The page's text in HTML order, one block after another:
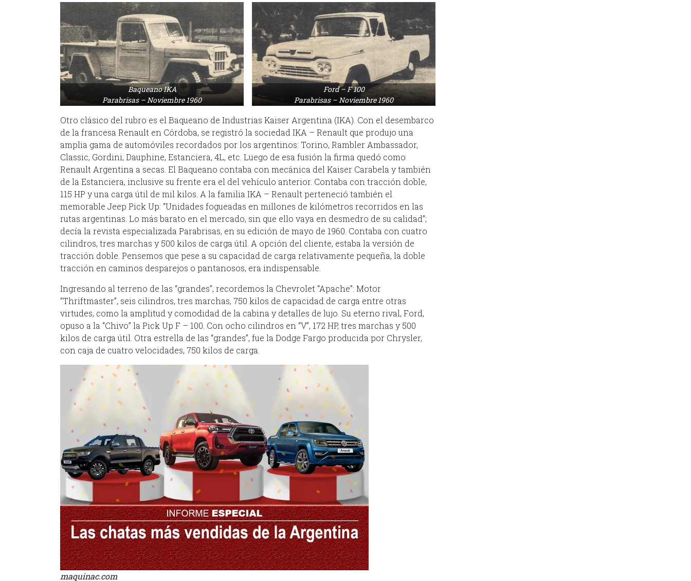
Baqueano IKA
Parabrisas – Noviembre 1960
Ford – F 100
Parabrisas – Noviembre 1960
Otro clásico del rubro es el Baqueano de Industrias Kaiser Argentina (IKA). Con el desembarco
de la francesa Renault en Córdoba, se registró la sociedad IKA – Renault que produjo una
amplia gama de automóviles recordados por los argentinos: Torino, Rambler Ambassador,
Classic, Gordini, Dauphine, Estanciera, 4L, etc. Luego de esa fusión la firma quedó como
Renault Argentina a secas. El Baqueano contaba con mecánica del Kaiser Carabela y también
de la Estanciera, inclusive su frente era el del vehículo anterior. Contaba con tracción doble,
115 HP y una carga útil de mil kilos. A la familia IKA – Renault perteneció también el
memorable Jeep Pick Up: “Unidades fogueadas en millones de kilómetros recorridos en las
rutas argentinas. Lo más barato en el mercado, sin que ello vaya en desmedro de su calidad”;
decía la revista especializada Parabrisas, en su edición de mayo de 1960. Contaba con cuatro
cilindros, tres marchas y 500 kilos de carga útil. A opción del cliente, estaba la versión de
tracción doble. Pensemos que pese a su capacidad de carga relativamente pequeña, la doble
tracción en caminos desparejos o pantanosos, era indispensable.
Ingresando al terreno de las “grandes”, recordemos la Chevrolet “Apache”: Motor
“Thriftmaster”, seis cilindros, tres marchas, 750 kilos de capacidad de carga entre otras
virtudes, como la amplitud y comodidad de la cabina y detalles de lujo. Su eterno rival, Ford,
opuso a la “Chivo” la Pick Up F – 100. Con ocho cilindros en “V”, 172 HP, tres marchas y 500
kilos de carga útil. Otra estrella de las “grandes”, fue la Dodge Fargo producida por Chrysler,
con caja de cuatro velocidades, 750 kilos de carga.
maquinac.com